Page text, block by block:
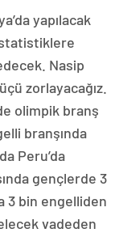
yapılacak
Nasip
zorlayacağız.
olimpik branş
branşında
Peru’da
gençlerde 3
3 bin engelliden
vadeden